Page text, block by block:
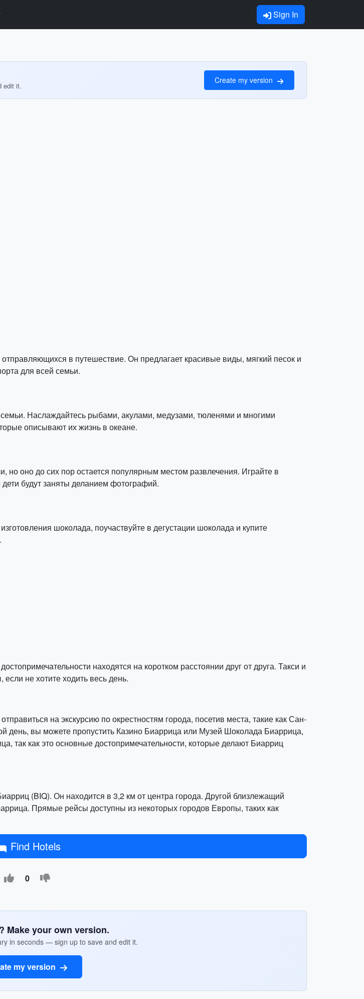
Sign In
edit it.
Create my version
в путешествие. Он предлагает красивые виды, мягкий песок и
для всей семьи.
Наслаждайтесь рыбами, акулами, медузами, тюленями и многими
описывают их жизнь в океане.
но оно до сих пор остается популярным местом развлечения. Играйте в
будут заняты деланием фотографий.
шоколада, поучаствуйте в дегустации шоколада и купите
находятся на коротком расстоянии друг от друга. Такси и
не хотите ходить весь день.
на экскурсию по окрестностям города, посетив места, такие как Сан-
день, вы можете пропустить Казино Биаррица или Музей Шоколада Биаррица,
так как это основные достопримечательности, которые делают Биарриц
(BIQ). Он находится в 3,2 км от центра города. Другой близлежащий
Прямые рейсы доступны из некоторых городов Европы, таких как
Find Hotels
0
Make your own version.
in seconds — sign up to save and edit it.
my version